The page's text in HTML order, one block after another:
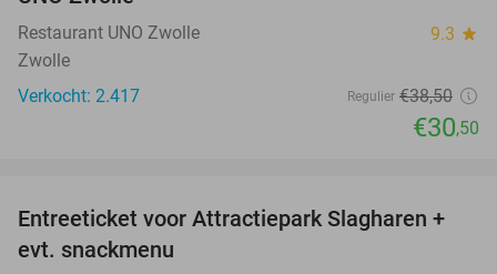
Restaurant UNO Zwolle 9.3 star
Zwolle
Verkocht: 2.417
Regulier €38,50
€30,50
41%
Entreeticket voor Attractiepark Slagharen +
evt. snackmenu